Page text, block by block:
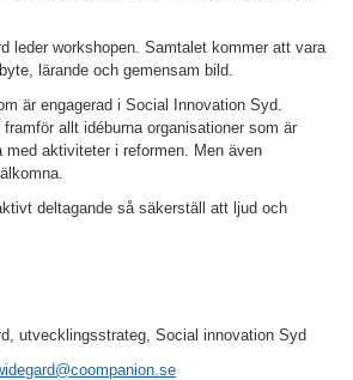
leder workshopen. Samtalet kommer att vara
lärande och gemensam bild.
är engagerad i Social Innovation Syd.
allt idéburna organisationer som är
med aktiviteter i reformen. Men även
deltagande så säkerställ att ljud och
utvecklingsstrateg, Social innovation Syd